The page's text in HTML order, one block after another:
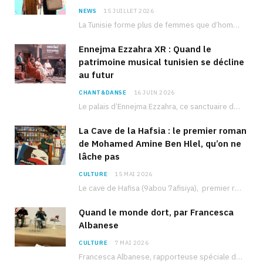
NEWS 15 JUILLET 2026
La Tunisie forme plus de femmes que d’hommes dans les filières scientifiques. Pourtant, pour beaucoup…
Ennejma Ezzahra XR : Quand le
patrimoine musical tunisien se décline
au futur
CHANT&DANSE 16 JUIN 2026
Le palais d’Ennejma Ezzahra, ce sanctuaire de la musique tunisienne et méditerranéenne construit par le…
La Cave de la Hafsia : le premier roman
de Mohamed Amine Ben Hlel, qu’on ne
lâche pas
CULTURE 15 MAI 2026
Le cave de Hafisa (9abou 7afisiya), premier roman du journaliste tunisien Mohamed Amine Ben Hlel,…
Quand le monde dort, par Francesca
Albanese
CULTURE 7 MAI 2026
Francesca Albanese, rapporteuse spéciale de l’ONU sur les territoires palestiniens occupés, était à Tunis pour…